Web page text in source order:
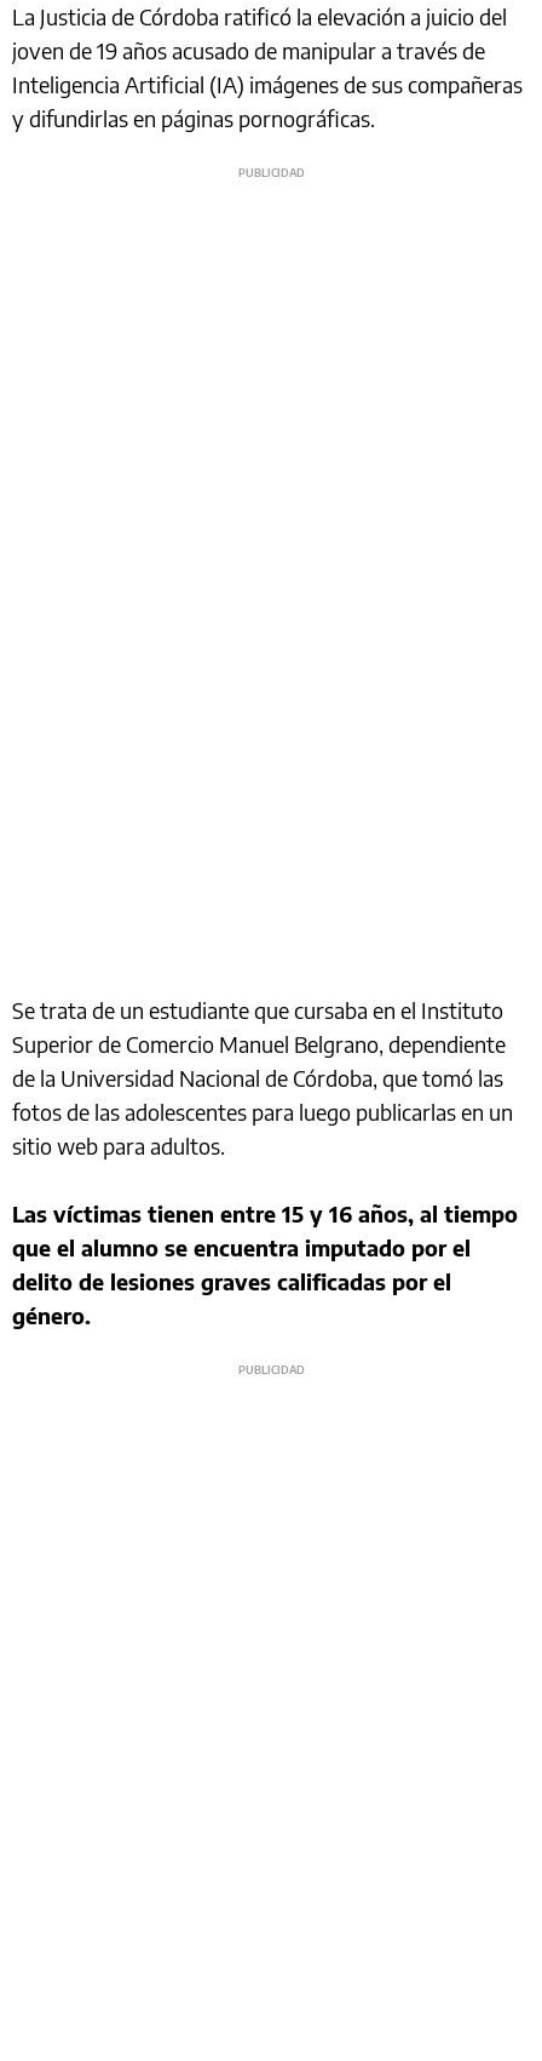
La Justicia de Córdoba ratificó la elevación a juicio del
joven de 19 años acusado de manipular a través de
Inteligencia Artificial (IA) imágenes de sus compañeras
y difundirlas en páginas pornográficas.
Se trata de un estudiante que cursaba en el Instituto
Superior de Comercio Manuel Belgrano, dependiente
de la Universidad Nacional de Córdoba, que tomó las
fotos de las adolescentes para luego publicarlas en un
sitio web para adultos.
Las víctimas tienen entre 15 y 16 años, al tiempo
que el alumno se encuentra imputado por el
delito de lesiones graves calificadas por el
género.